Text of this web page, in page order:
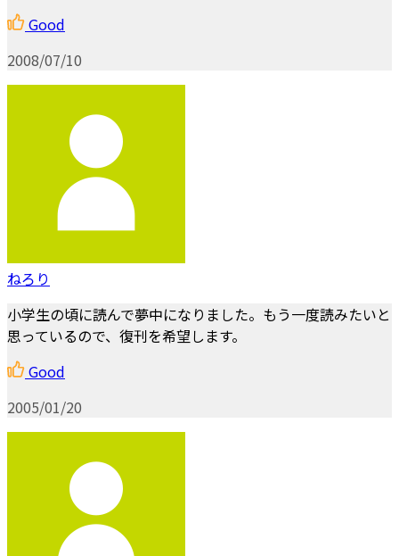
Good
2008/07/10
ねろり
小学生の頃に読んで夢中になりました。もう一度読みたいと
思っているので、復刊を希望します。
Good
2005/01/20